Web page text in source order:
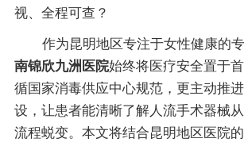
视、全程可查？
作为昆明地区专注于女性健康的
南锦欣九洲医院始终将医疗安全置于
循国家消毒供应中心规范，更主动推
设，让患者能清晰了解人流手术器械
流程蜕变。本文将结合昆明地区医院